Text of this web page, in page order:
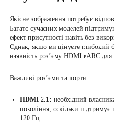
Якісне зображення потребує
Багато сучасних моделей
ефект присутності навіть без
Однак, якщо ви цінуєте глибокий
наявність роз’єму HDMI eARC для
Важливі роз’єми та порти:
HDMI 2.1: необхідний
покоління, оскільки
120 Гц.